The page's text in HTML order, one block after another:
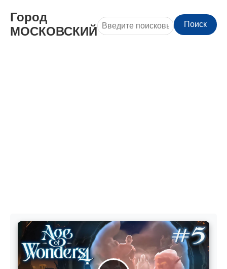
Город
МОСКОВСКИЙ
Поиск